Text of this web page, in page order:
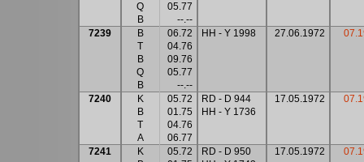
Q
B
05.77
--.--
7239
B
T
B
Q
B
06.72
04.76
09.76
05.77
--.--
HH - Y 1998 27.06.1972
7240
K
B
T
A
05.72
01.75
04.76
06.77
RD - D 944
HH - Y 1736
17.05.1972
7241
K
05.72
RD - D 950
17.05.1972